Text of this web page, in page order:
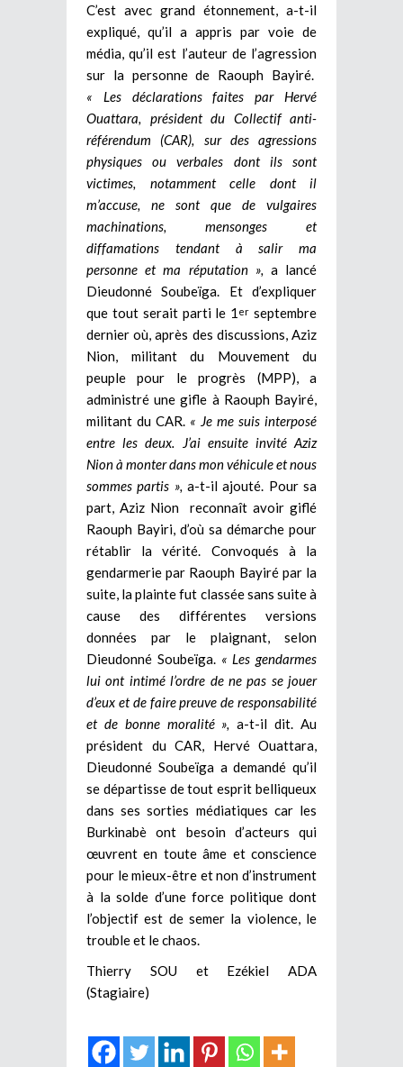
C’est avec grand étonnement, a-t-il
expliqué, qu’il a appris par voie de
média, qu’il est l’auteur de l’agression
sur la personne de Raouph Bayiré.
« Les déclarations faites par Hervé
Ouattara, président du Collectif anti-
référendum (CAR), sur des agressions
physiques ou verbales dont ils sont
victimes, notamment celle dont il
m’accuse, ne sont que de vulgaires
machinations, mensonges et
diffamations tendant à salir ma
personne et ma réputation »,
a lancé
Dieudonné Soubeïga. Et d’expliquer
que tout serait parti le 1 er septembre
dernier où, après des discussions, Aziz
Nion, militant du Mouvement du
peuple pour le progrès (MPP), a
administré une gifle à Raouph Bayiré,
militant du CAR. « Je me suis interposé
entre les deux. J’ai ensuite invité Aziz
Nion à monter dans mon véhicule et nous
sommes partis », a-t-il ajouté. Pour sa
part, Aziz Nion reconnaît avoir giflé
Raouph Bayiri, d’où sa démarche pour
rétablir la vérité. Convoqués à la
gendarmerie par Raouph Bayiré par la
suite, la plainte fut classée sans suite à
cause des différentes versions
données par le plaignant, selon
Dieudonné Soubeïga. « Les gendarmes
lui ont intimé l’ordre de ne pas se jouer
d’eux et de faire preuve de responsabilité
et de bonne moralité »,
a-t-il dit. Au
président du CAR, Hervé Ouattara,
Dieudonné Soubeïga a demandé qu’il
se départisse de tout esprit belliqueux
dans ses sorties médiatiques car les
Burkinabè ont besoin d’acteurs qui
œuvrent en toute âme et conscience
pour le mieux-être et non d’instrument
à la solde d’une force politique dont
l’objectif est de semer la violence, le
trouble et le chaos.
Thierry SOU et Ezékiel ADA
(Stagiaire)